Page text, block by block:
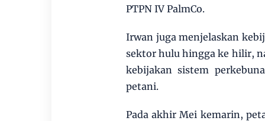
PTPN IV PalmCo.
Irwan juga menjelaskan
sektor hulu hingga ke hilir,
kebijakan sistem
petani.
Pada akhir Mei kemarin,